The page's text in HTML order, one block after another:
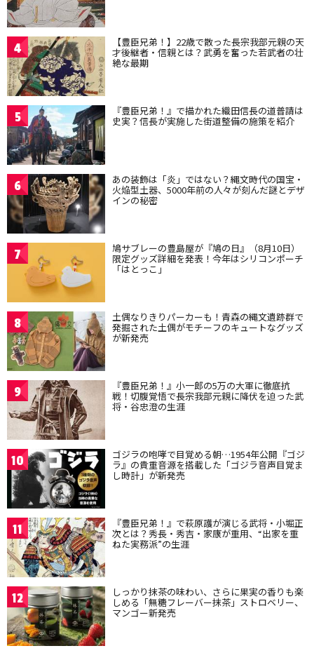
4 【豊臣兄弟！】22歳で散った長宗我部元親の天
才後継者・信親とは？武勇を奮った若武者の壮
絶な最期
5 『豊臣兄弟！』で描かれた織田信長の道普請は
史実？信長が実施した街道整備の施策を紹介
6 あの装飾は「炎」ではない？縄文時代の国宝・
火焔型土器、5000年前の人々が刻んだ謎とデザ
インの秘密
7 鳩サブレーの豊島屋が『鳩の日』（8月10日）
限定グッズ詳細を発表！今年はシリコンポーチ
「はとっこ」
8 土偶なりきりパーカーも！青森の縄文遺跡群で
発掘された土偶がモチーフのキュートなグッズ
が新発売
9 『豊臣兄弟！』小一郎の5万の大軍に徹底抗
戦！切腹覚悟で長宗我部元親に降伏を迫った武
将・谷忠澄の生涯
10 ゴジラの咆哮で目覚める朝…1954年公開『ゴジ
ラ』の貴重音源を搭載した「ゴジラ音声目覚ま
し時計」が新発売
11 『豊臣兄弟！』で萩原護が演じる武将・小堀正
次とは？秀長・秀吉・家康が重用、“出家を重
ねた実務派”の生涯
12 しっかり抹茶の味わい、さらに果実の香りも楽
しめる「無糖フレーバー抹茶」ストロベリー、
マンゴー新発売